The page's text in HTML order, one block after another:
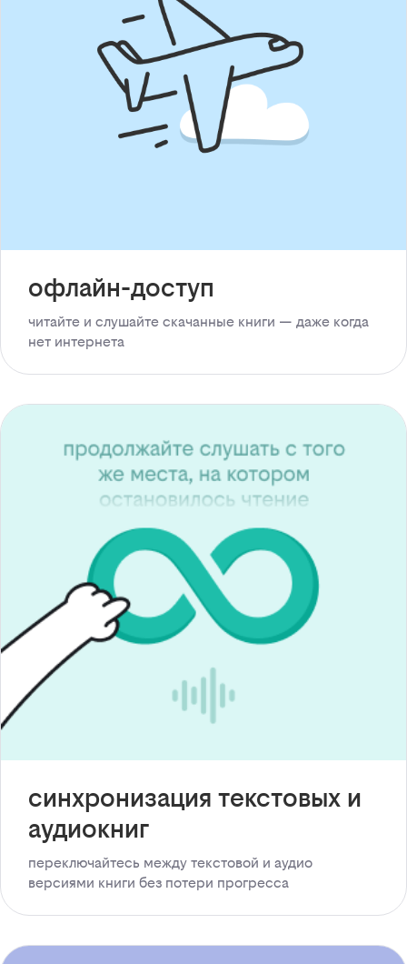
офлайн-доступ
читайте и слушайте скачанные книги — даже когда
нет интернета
синхронизация текстовых и
аудиокниг
переключайтесь между текстовой и аудио
версиями книги без потери прогресса